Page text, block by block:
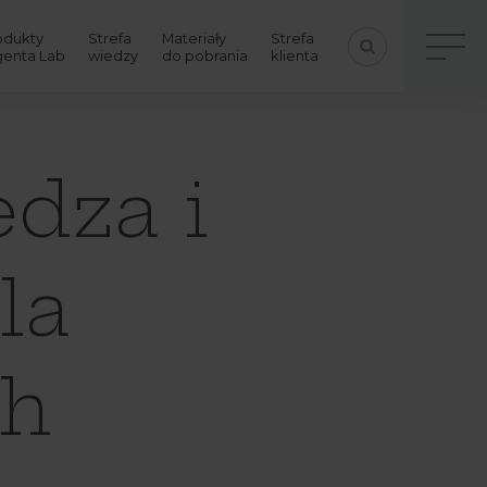
Lab
Strefa
wiedzy
Materiały
do pobrania
Strefa
klienta
i